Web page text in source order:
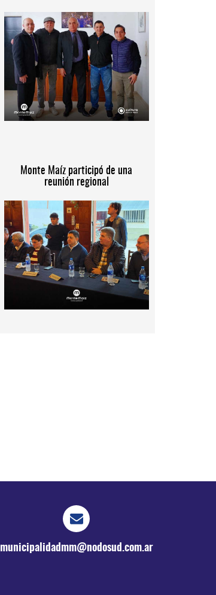
Monte Maíz participó de una
reunión regional
municipalidadmm@nodosud.com.ar